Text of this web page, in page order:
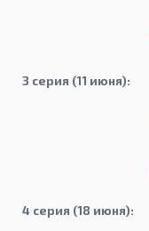
3 серия (11 июня):
4 серия (18 июня):